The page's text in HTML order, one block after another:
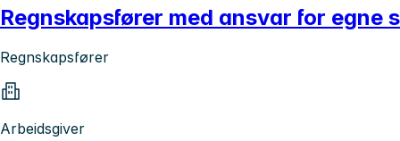
Regnskapsfører med ansvar for egne
Regnskapsfører
Arbeidsgiver